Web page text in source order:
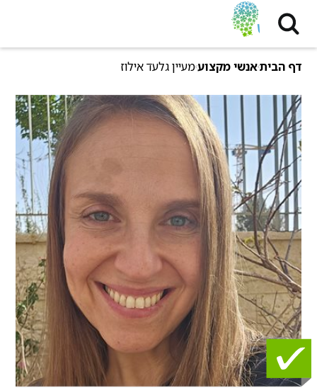
דף הביתאנשי מקצועמעיין גלעד אילוז